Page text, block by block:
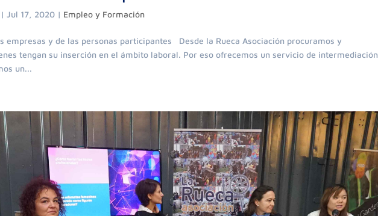
|Jul 17, 2020 | Empleo y Formación
empresas y de las personas participantes Desde la Rueca Asociación procuramos y
tengan su inserción en el ámbito laboral. Por eso ofrecemos un servicio de intermediación
un...